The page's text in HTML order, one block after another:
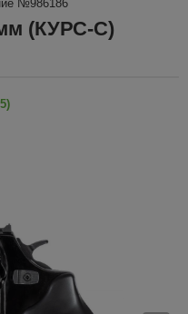
№986186
(КУРС-С)